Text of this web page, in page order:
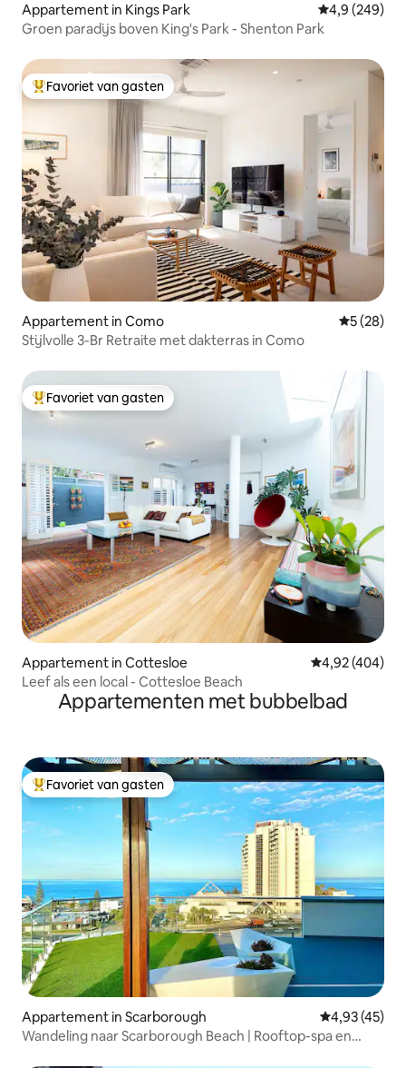
Appartement in Kings Park Gemiddelde
4,9 (249)
Groen paradijs boven King's Park - Shenton Park
Topfavoriet van gasten
Favoriet van gasten
Appartement in Como
5 (28)
Stijlvolle 3-Br Retraite met dakterras in Como
Topfavoriet van gasten
Favoriet van gasten
Appartement in Cottesloe Gemiddelde
4,92 (404)
Leef als een local - Cottesloe Beach
Appartementen met bubbelbad
Topfavoriet van gasten
Favoriet van gasten
Appartement in Scarborough Gemiddelde
4,93 (45)
Wandeling naar Scarborough Beach | Rooftop-spa en